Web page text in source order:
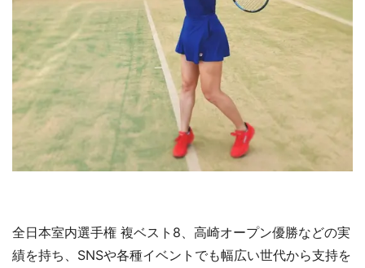
全日本室内選手権 複ベスト8、高崎オープン優勝などの実
績を持ち、SNSや各種イベントでも幅広い世代から支持を